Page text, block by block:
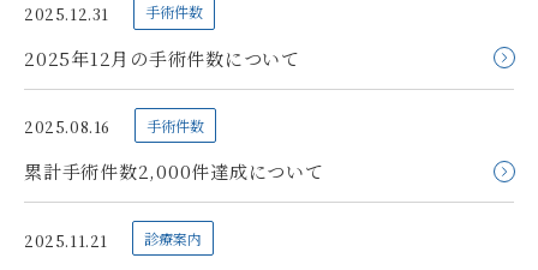
2025.12.31 手術件数
2025年12月の手術件数について
2025.08.16 手術件数
累計手術件数2,000件達成について
2025.11.21 診療案内